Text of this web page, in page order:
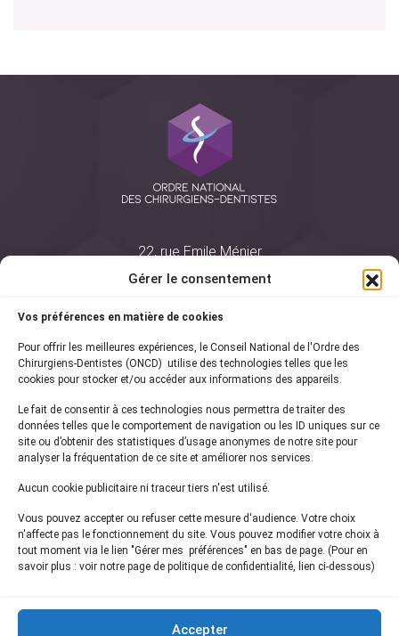
Gérer le consentement
Vos préférences en matière de cookies
Pour offrir les meilleures expériences, le Conseil National de l'Ordre des
Chirurgiens-Dentistes (ONCD) utilise des technologies telles que les
cookies pour stocker et/ou accéder aux informations des appareils.
Le fait de consentir à ces technologies nous permettra de traiter des
données telles que le comportement de navigation ou les ID uniques sur ce
site ou d’obtenir des statistiques d’usage anonymes de notre site pour
analyser la fréquentation de ce site et améliorer nos services.
Aucun cookie publicitaire ni traceur tiers n'est utilisé.
Vous pouvez accepter ou refuser cette mesure d'audience. Votre choix
n'affecte pas le fonctionnement du site. Vous pouvez modifier votre choix à
tout moment via le lien "Gérer mes préférences" en bas de page. (Pour en
savoir plus : voir notre page de politique de confidentialité, lien ci-dessous)
Accepter
22, rue Emile Ménier
75761 Paris Cedex 16
01 44 34 78 80
courrier@oncd.org
Actualités
Presse
Informations légales
Plan du site
Inscrivez-vous à notrenewsletter